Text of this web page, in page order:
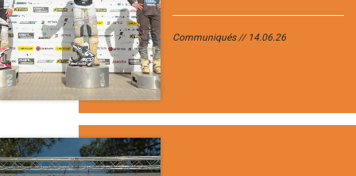
Communiqués 14.06.26